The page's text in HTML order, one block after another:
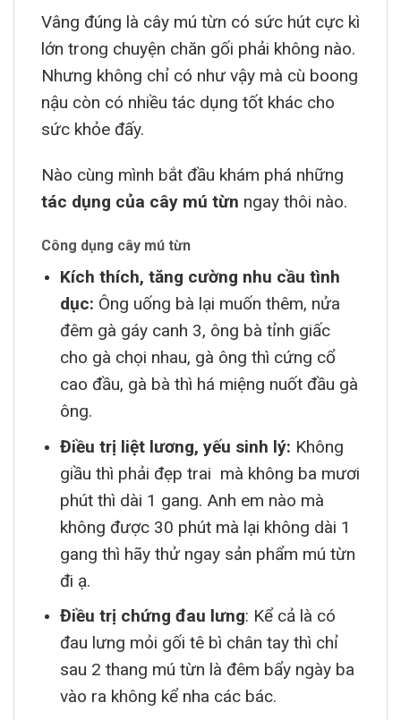
Vâng đúng là cây mú từn có sức hút cực kì
lớn trong chuyện chăn gối phải không nào.
Nhưng không chỉ có như vậy mà cù boong
nậu còn có nhiều tác dụng tốt khác cho
sức khỏe đấy.
Nào cùng mình bắt đầu khám phá những
tác dụng của cây mú từn ngay thôi nào.
Công dụng cây mú từn
Kích thích, tăng cường nhu cầu tình
dục: Ông uống bà lại muốn thêm, nửa
đêm gà gáy canh 3, ông bà tỉnh giấc
cho gà chọi nhau, gà ông thì cứng cổ
cao đầu, gà bà thì há miệng nuốt đầu gà
ông.
Điều trị liệt lương, yếu sinh lý: Không
giầu thì phải đẹp trai mà không ba mươi
phút thì dài 1 gang. Anh em nào mà
không được 30 phút mà lại không dài 1
gang thì hãy thử ngay sản phẩm mú từn
đi ạ.
Điều trị chứng đau lưng: Kể cả là có
đau lưng mỏi gối tê bì chân tay thì chỉ
sau 2 thang mú từn là đêm bẩy ngày ba
vào ra không kể nha các bác.